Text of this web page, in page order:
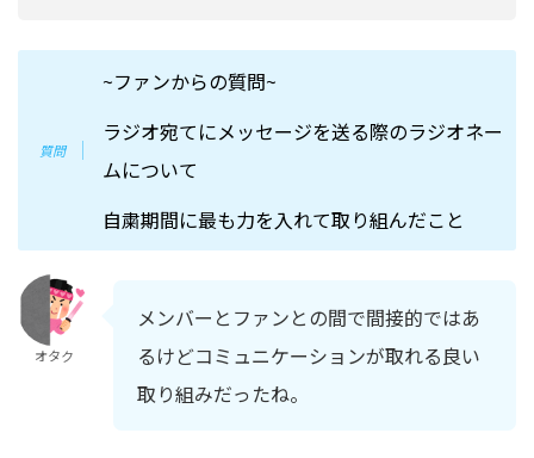
~ファンからの質問~
ラジオ宛てにメッセージを送る際のラジオネー
ムについて
自粛期間に最も力を入れて取り組んだこと
オタク
メンバーとファンとの間で間接的ではあ
るけどコミュニケーションが取れる良い
取り組みだったね。